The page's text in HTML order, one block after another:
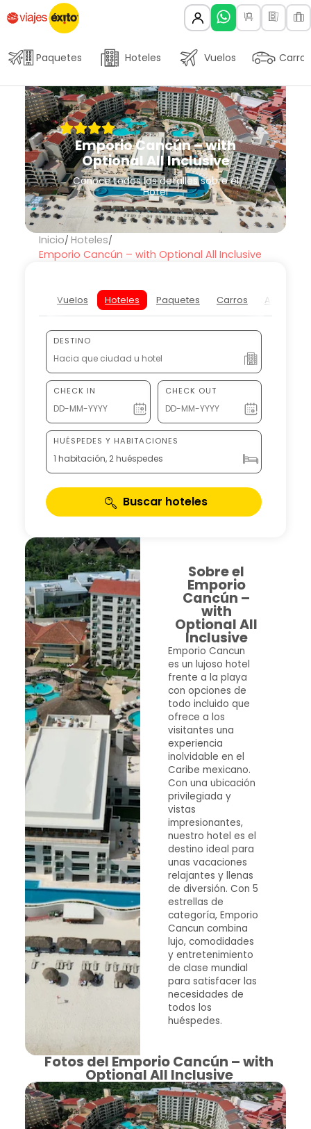
Paquetes Hoteles Vuelos Carros
Emporio Cancún – with
Optional All Inclusive
Conoce todos los detalles sobre el
Hotel
Inicio Hoteles
Emporio Cancún – with Optional All Inclusive
Vuelos Hoteles Paquetes Carros
DESTINO
CHECK IN CHECK OUT
HUÉSPEDES Y HABITACIONES
1 habitación, 2 huéspedes
Buscar hoteles
Sobre el
Emporio
Cancún –
with
Optional All
Inclusive
Emporio Cancun
es un lujoso hotel
frente a la playa
con opciones de
todo incluido que
ofrece a los
visitantes una
experiencia
inolvidable en el
Caribe mexicano.
Con una ubicación
privilegiada y
vistas
impresionantes,
nuestro hotel es el
destino ideal para
unas vacaciones
relajantes y llenas
de diversión. Con 5
estrellas de
categoría, Emporio
Cancun combina
lujo, comodidades
y entretenimiento
de clase mundial
para satisfacer las
necesidades de
todos los
huéspedes.
Fotos del Emporio Cancún – with
Optional All Inclusive